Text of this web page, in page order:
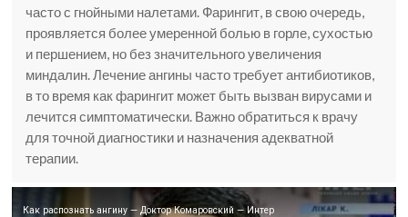
часто с гнойными налетами. Фарингит, в свою очередь,
проявляется более умеренной болью в горле, сухостью
и першением, но без значительного увеличения
миндалин. Лечение ангины часто требует антибиотиков,
в то время как фарингит может быть вызван вирусами и
лечится симптоматически. Важно обратиться к врачу
для точной диагностики и назначения адекватной
терапии.
Как распознать ангину — Доктор Комаровский — Интер